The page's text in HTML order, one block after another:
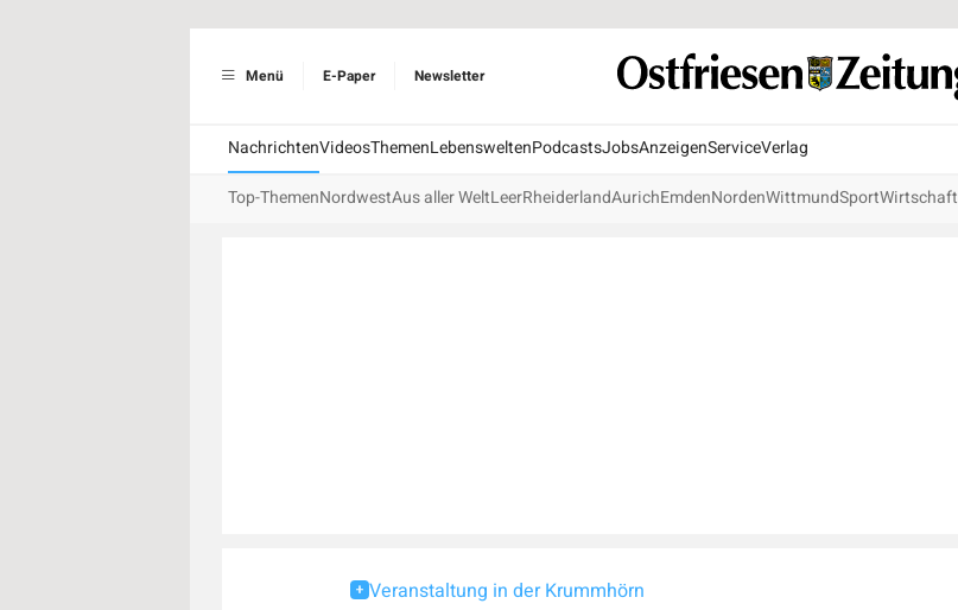
Menü E-Paper Newsletter
NachrichtenVideosThemenLebensweltenPodcastsJobsAnzeigenServiceVerlag
Top-ThemenNordwestAus aller WeltLeerRheiderlandAurichEmdenNordenWittmundSportWirtschaft
Veranstaltung in der Krummhörn